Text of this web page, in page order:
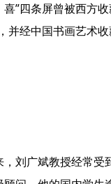
喜”四条屏曾被西方
并经中国书画艺术
，刘广斌教授经常